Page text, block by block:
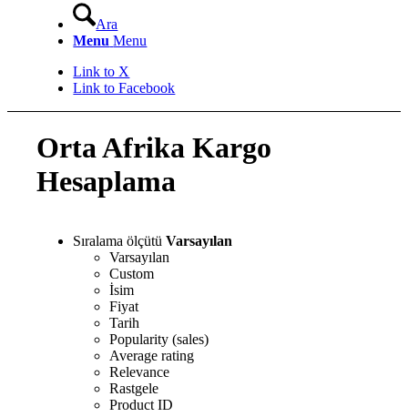
Ara
Menu Menu
Link to X
Link to Facebook
Orta Afrika Kargo
Hesaplama
Sıralama ölçütüVarsayılan
Varsayılan
Custom
İsim
Fiyat
Tarih
Popularity (sales)
Average rating
Relevance
Rastgele
Product ID